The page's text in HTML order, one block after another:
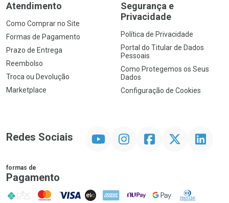
Atendimento
Como Comprar no Site
Formas de Pagamento
Prazo de Entrega
Reembolso
Troca ou Devolução
Marketplace
Segurança e
Privacidade
Política de Privacidade
Portal do Titular de Dados
Pessoais
Como Protegemos os Seus
Dados
Configuração de Cookies
Redes Sociais InstagramFacebookTwitter Linkedin
formas de
Pagamento
PIX MasterCard
VISA ELO AMEX NuPay Google PayDiners Club